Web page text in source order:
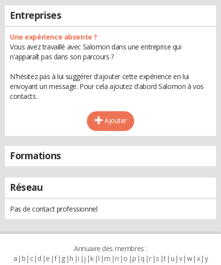
Entreprises
Une expérience absente ?
Vous avez travaillé avec Salomon dans une entreprise qui
n'apparaît pas dans son parcours ?
N'hésitez pas à lui suggérer d'ajouter cette expérience en lui
envoyant un message. Pour cela ajoutez d'abord Salomon à vos
contacts.
Ajouter
Formations
Réseau
Pas de contact professionnel
Annuaire des membres :
a b c d e f g h i j k l m n o p q r s t u v w x y